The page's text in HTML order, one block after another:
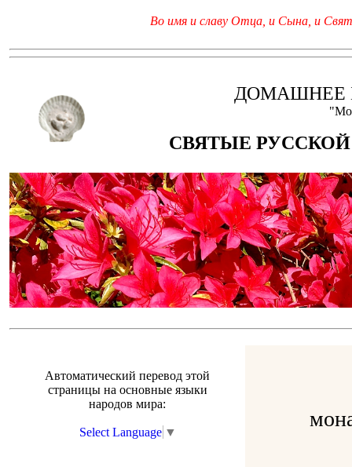
Во имя и славу Отца, и Сына, и
ДОМАШНЕЕ
СВЯТЫЕ
Автоматический перевод этой
страницы на основные языки
народов мира:
Select Language ▼